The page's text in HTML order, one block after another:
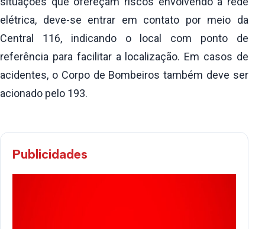
elétrica, deve-se entrar em contato por meio da
Central 116, indicando o local com ponto de
referência para facilitar a localização. Em casos de
acidentes, o Corpo de Bombeiros também deve ser
acionado pelo 193.
Publicidades